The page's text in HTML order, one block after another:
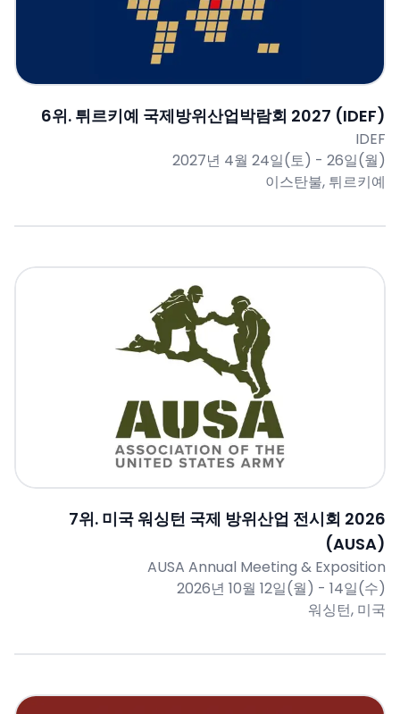
6위. 튀르키예 국제방위산업박람회 2027 (IDEF)
IDEF
2027년 4월 24일(토) - 26일(월)
이스탄불, 튀르키예
7위. 미국 워싱턴 국제 방위산업 전시회 2026
(AUSA)
AUSA Annual Meeting & Exposition
2026년 10월 12일(월) - 14일(수)
워싱턴, 미국